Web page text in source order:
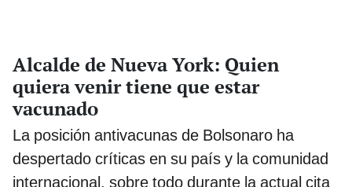
Alcalde de Nueva York: Quien
quiera venir tiene que estar
vacunado
La posición antivacunas de Bolsonaro ha
despertado críticas en su país y la comunidad
internacional, sobre todo durante la actual cita